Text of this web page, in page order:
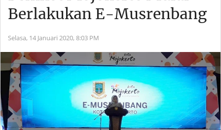
Berlakukan E-Musrenbang
Selasa, 14 Januari 2020, 8:03 PM